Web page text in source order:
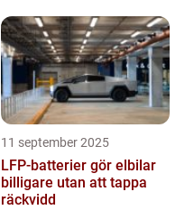
11 september 2025
LFP-batterier gör elbilar
billigare utan att tappa
räckvidd